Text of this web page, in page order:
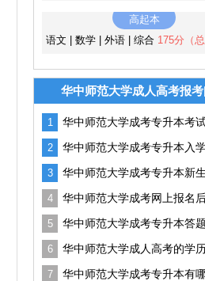
高起本
语文 | 数学 | 外语 | 综合 175分（总
华中师范大学成人高考报
1
华中师范大学成考专升本考
挥好怎么办？
2
华中师范大学成考专升本入
有通知书可以吗？
3
华中师范大学成考专升本新
准备哪些资料？
4
华中师范大学成考网上报名
现场确认吗?
5
华中师范大学成考专升本答
哪些？如何提升答题效率？
6
华中师范大学成人高考的学
研吗？有用吗？
7
华中师范大学成考专升本有